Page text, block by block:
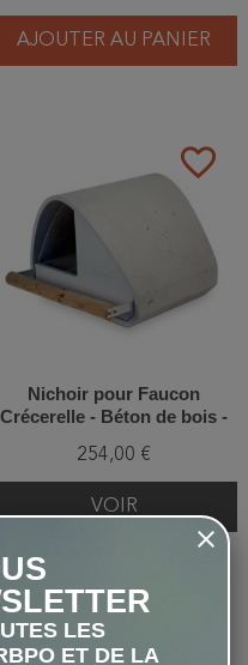
AJOUTER AU PANIER
favorite_border
Nichoir pour Faucon
Crécerelle - Béton de bois -
254,00 €
VOIR
LES
ET DE LA